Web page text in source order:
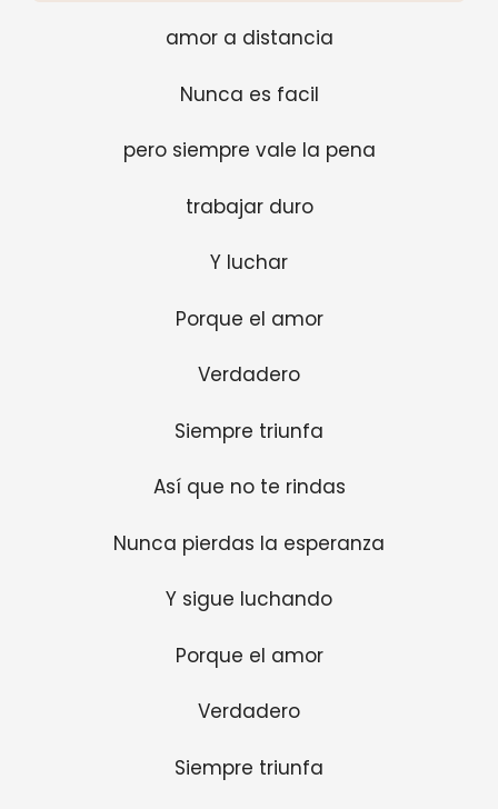
amor a distancia
Nunca es facil
pero siempre vale la pena
trabajar duro
Y luchar
Porque el amor
Verdadero
Siempre triunfa
Así que no te rindas
Nunca pierdas la esperanza
Y sigue luchando
Porque el amor
Verdadero
Siempre triunfa